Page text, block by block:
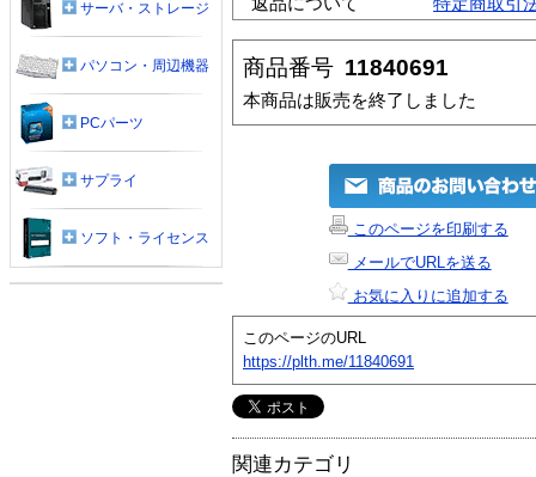
商品番号 11840691
本商品は販売を終了しました
このページを印刷する
メールでURLを送る
お気に入りに追加する
このページのURL
https://plth.me/11840691
関連カテゴリ
サーバ・ストレージ
パソコン・周辺機器
PCパーツ
サプライ
ソフト・ライセンス